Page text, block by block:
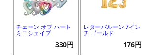
チェーン オブ ハート
ミニシェイプ
330円
レターバルーン 7イン
チ ゴールド
176円